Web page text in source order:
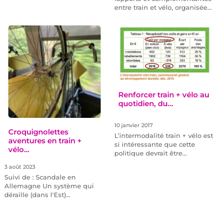
entre train et vélo, organisée…
Croquignolettes
aventures en train +
vélo…
3 août 2023
Suivi de : Scandale en
Allemagne Un système qui
déraille (dans l'Est)…
Renforcer train + vélo au
quotidien, du…
10 janvier 2017
L’intermodalité train + vélo est
si intéressante que cette
politique devrait être…